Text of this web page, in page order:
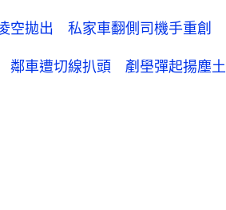
空拋出 私家車翻側司機手重創
鄰車遭切線扒頭 剷壆彈起揚塵土